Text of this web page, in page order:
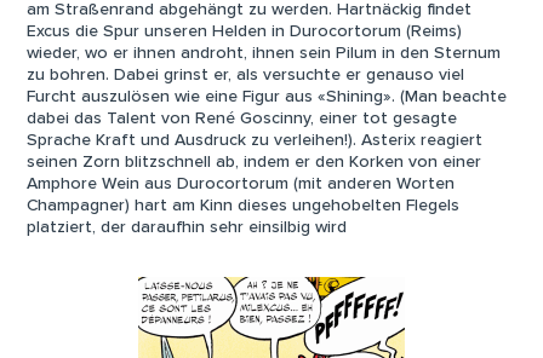
am Straßenrand abgehängt zu werden. Hartnäckig findet
Excus die Spur unseren Helden in Durocortorum (Reims)
wieder, wo er ihnen androht, ihnen sein Pilum in den Sternum
zu bohren. Dabei grinst er, als versuchte er genauso viel
Furcht auszulösen wie eine Figur aus «Shining». (Man beachte
dabei das Talent von René Goscinny, einer tot gesagte
Sprache Kraft und Ausdruck zu verleihen!). Asterix reagiert
seinen Zorn blitzschnell ab, indem er den Korken von einer
Amphore Wein aus Durocortorum (mit anderen Worten
Champagner) hart am Kinn dieses ungehobelten Flegels
platziert, der daraufhin sehr einsilbig wird